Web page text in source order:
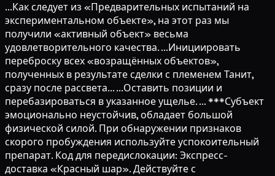
...Как следует из «Предварительных испытаний на
экспериментальном объекте», на этот раз мы
получили «активный объект» весьма
удовлетворительного качества. ...Инициировать
переброску всех «возращённых объектов»,
полученных в результате сделки с племенем Танит,
сразу после рассвета... ...Оставить позиции и
перебазироваться в указанное ущелье. ... ***Субъект
эмоционально неустойчив, обладает большой
физической силой. При обнаружении признаков
скорого пробуждения используйте успокоительный
препарат. Код для передислокации: Экспресс-
доставка «Красный шар». Действуйте с